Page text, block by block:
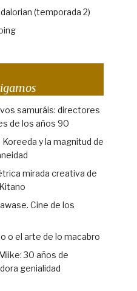
(temporada 2)
samuráis: directores
de los años 90
Koreeda y la magnitud de
mirada creativa de
Cine de los
o el arte de lo macabro
30 años de
genialidad